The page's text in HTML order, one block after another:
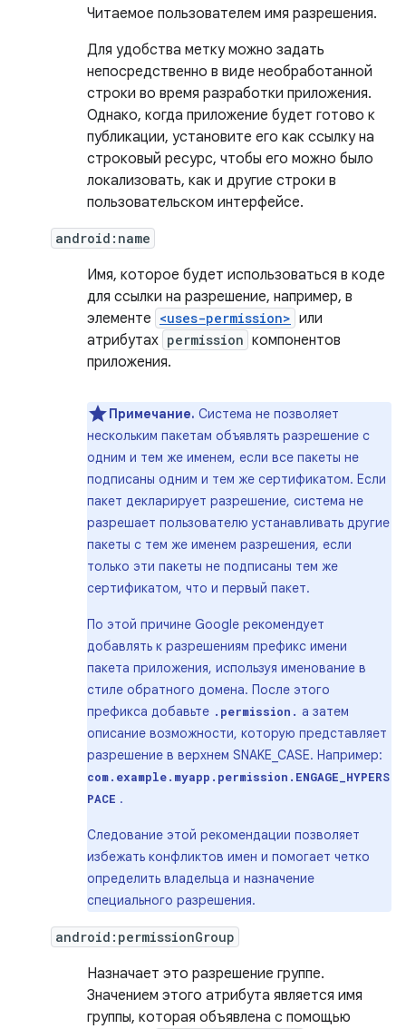
Читаемое пользователем имя разрешения.
Для удобства метку можно задать
непосредственно в виде необработанной
строки во время разработки приложения.
Однако, когда приложение будет готово к
публикации, установите его как ссылку на
строковый ресурс, чтобы его можно было
локализовать, как и другие строки в
пользовательском интерфейсе.
android:name
Имя, которое будет использоваться в коде
для ссылки на разрешение, например, в
элементе <uses-permission> или
атрибутах permission компонентов
приложения.
Примечание. Система не позволяет
нескольким пакетам объявлять разрешение с
одним и тем же именем, если все пакеты не
подписаны одним и тем же сертификатом. Если
пакет декларирует разрешение, система не
разрешает пользователю устанавливать другие
пакеты с тем же именем разрешения, если
только эти пакеты не подписаны тем же
сертификатом, что и первый пакет.
По этой причине Google рекомендует
добавлять к разрешениям префикс имени
пакета приложения, используя именование в
стиле обратного домена. После этого
префикса добавьте .permission. а затем
описание возможности, которую представляет
разрешение в верхнем SNAKE_CASE. Например:
com.example.myapp.permission.ENGAGE_HYPERS
PACE .
Следование этой рекомендации позволяет
избежать конфликтов имен и помогает четко
определить владельца и назначение
специального разрешения.
android:permissionGroup
Назначает это разрешение группе.
Значением этого атрибута является имя
группы, которая объявлена ​​с помощью